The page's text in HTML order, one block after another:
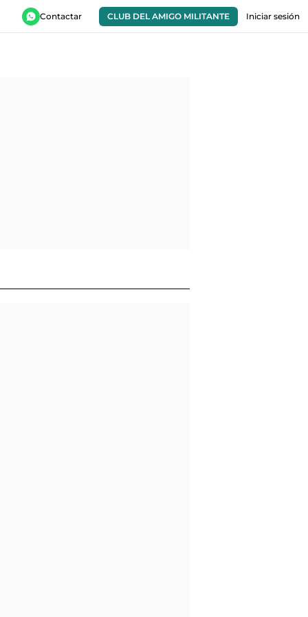
Contactar CLUB DEL AMIGO MILITANTE Iniciar sesión